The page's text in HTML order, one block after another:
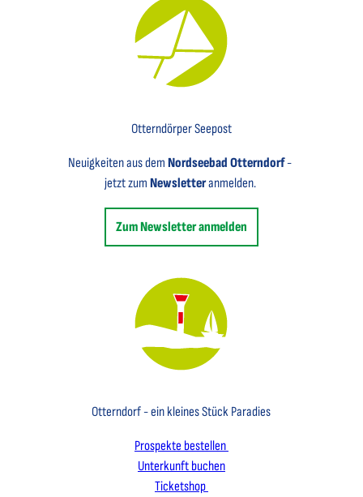
Otterndörper Seepost
Neuigkeiten aus demNordseebad Otterndorf-
jetzt zum Newsletteranmelden.
Zum Newsletter anmelden
Otterndorf - ein kleines Stück Paradies
Prospekte bestellen
Unterkunft buchen
Ticketshop